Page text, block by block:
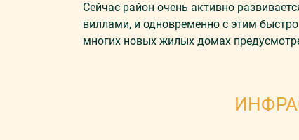
Сейчас район очень активно
виллами, и одновременно с этим
многих новых жилых домах